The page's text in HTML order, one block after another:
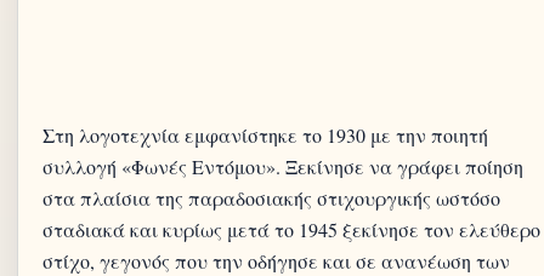
Στη λογοτεχνία εμφανίστηκε το 1930 με την ποιητή
συλλογή «Φωνές Εντόμου». Ξεκίνησε να γράφει ποίηση
στα πλαίσια της παραδοσιακής στιχουργικής ωστόσο
σταδιακά και κυρίως μετά το 1945 ξεκίνησε τον ελεύθερο
στίχο, γεγονός που την οδήγησε και σε ανανέωση των